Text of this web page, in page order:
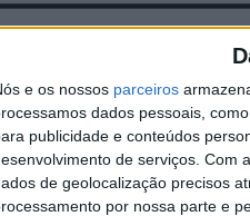
e os nossos parceiros
dados pessoais,
publicidade e conteúdos
de serviços. Com
de geolocalização precisos
por nossa parte e
“Conversas Digitais
Interdisciplinar –
Castelo Branco, decorre